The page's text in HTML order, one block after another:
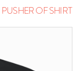
PUSHER OF SHIRT